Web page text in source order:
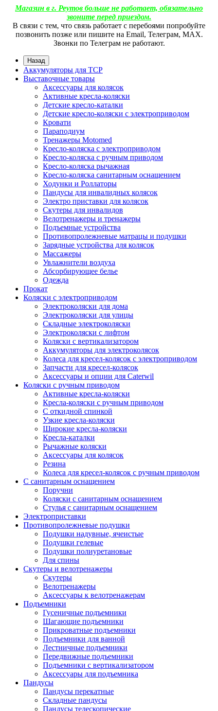
Магазин в г. Реутов больше не работает, обязательно
звоните перед приездом.
В связи с тем, что связь работает с перебоями попробуйте
позвонить позже или пишите на Email, Телеграм, МАХ.
Звонки по Телеграм не работают.
Назад
Аккумуляторы для ТСР
Выставочные товары
Аксессуары для колясок
Активные кресла-коляски
Детские кресло-каталки
Детские кресло-коляски с электроприводом
Кровати
Параподиум
Тренажеры Motomed
Кресло-коляска с электроприводом
Кресло-коляска с ручным приводом
Кресло-коляска рычажная
Кресло-коляска санитарным оснащением
Ходунки и Роллаторы
Пандусы для инвалидных колясок
Электро приставки для колясок
Скутеры для инвалидов
Велотренажеры и тренажеры
Подъемные устройства
Противопролежневые матрацы и подушки
Зарядные устройства для колясок
Массажеры
Увлажнители воздуха
Абсорбирующее белье
Одежда
Прокат
Коляски с электроприводом
Электроколяски для дома
Электроколяски для улицы
Складные электроколяски
Электроколяски с лифтом
Коляски с вертикализатором
Аккумуляторы для электроколясок
Колеса для кресел-колясок с электроприводом
Запчасти для кресел-колясок
Аксессуары и опции для Caterwil
Коляски с ручным приводом
Активные кресла-коляски
Кресла-коляски с ручным приводом
С откидной спинкой
Узкие кресла-коляски
Широкие кресла-коляски
Кресла-каталки
Рычажные коляски
Аксессуары для колясок
Резина
Колеса для кресел-колясок с ручным приводом
С санитарным оснащением
Поручни
Коляски с санитарным оснащением
Стулья с санитарным оснащением
Электроприставки
Противопролежневые подушки
Подушки надувные, ячеистые
Подушки гелевые
Подушки полиуретановые
Для спины
Скутеры и велотренажеры
Скутеры
Велотренажеры
Аксессуары к велотренажерам
Подъемники
Гусеничные подъемники
Шагающие подъемники
Прикроватные подъемники
Подъемники для ванной
Лестничные подъемники
Передвижные подъемники
Подъемники с вертикализатором
Аксессуары для подъемника
Пандусы
Пандусы перекатные
Складные пандусы
Пандусы телескопические